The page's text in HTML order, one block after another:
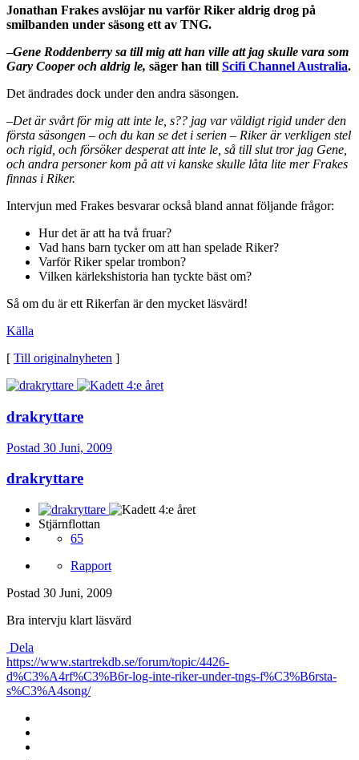
Jonathan Frakes avslöjar nu varför Riker aldrig drog på
smilbanden under säsong ett av TNG.
–Gene Roddenberry sa till mig att han ville att jag skulle vara som
Gary Cooper och aldrig le, säger han till Scifi Channel Australia.
Det ändrades dock under den andra säsongen.
–Det är svårt för mig att inte le, s?? jag var väldigt rigid under den
första säsongen – och du kan se det i serien – Riker är verkligen stel
och rigid, och försöker desperat att inte le, så till slut tror jag Gene,
och andra personer kom på att vi kanske skulle låta lite mer Frakes
finnas i Riker.
Intervjun med Frakes besvarar också bland annat följande frågor:
Hur det är att ha två fruar?
Vad hans barn tycker om att han spelade Riker?
Varför Riker spelar trombon?
Vilken kärlekshistoria han tyckte bäst om?
Så om du är ett Rikerfan är den mycket läsvärd!
Källa
[ Till originalnyheten ]
drakryttare
Postad 30 Juni, 2009
drakryttare
Stjärnflottan
65
Rapport
Postad 30 Juni, 2009
Bra intervju klart läsvärd
Dela
https://www.startrekdb.se/forum/topic/4426-
d%C3%A4rf%C3%B6r-log-inte-riker-under-tngs-f%C3%B6rsta-
s%C3%A4song/